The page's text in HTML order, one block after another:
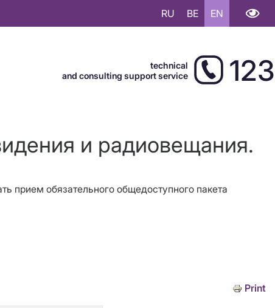
RU BE EN
technical
and consulting support service
123
и радиовещания.
прием обязательного общедоступного пакета
Print